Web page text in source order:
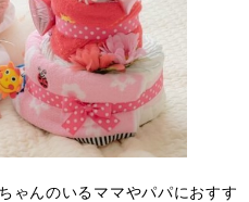
ゃんのいるママやパパにおすす